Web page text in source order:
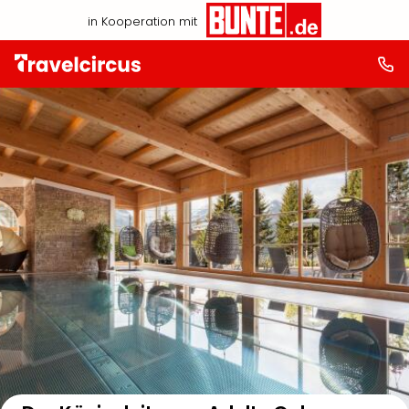
in Kooperation mit
Auf der Karte anzeigen